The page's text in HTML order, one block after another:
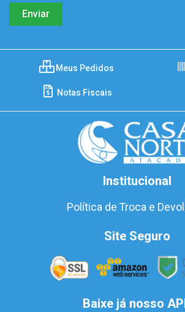
Meus Pedidos
Notas Fiscais
Institucional
Política de Troca e
Site Seguro
Baixe já nosso